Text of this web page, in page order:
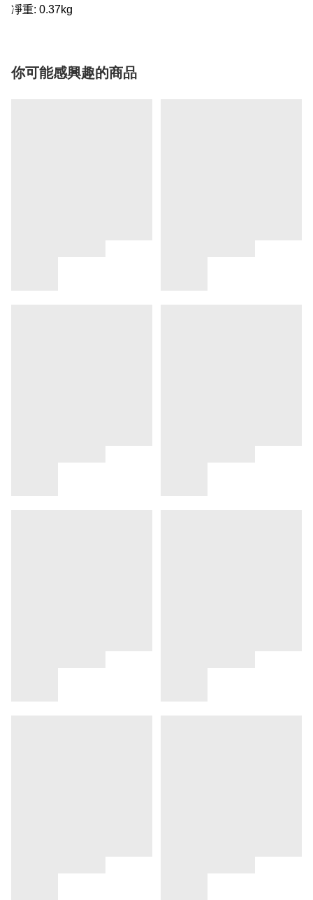
凈重: 0.37kg
你可能感興趣的商品